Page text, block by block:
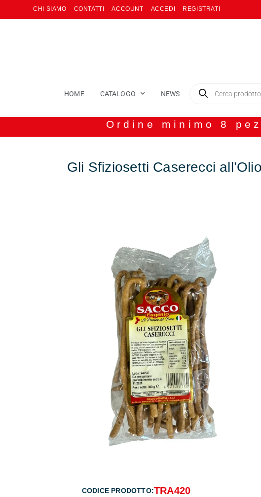
CHI SIAMO CONTATTI ACCOUNT ACCEDI REGISTRATI
HOME CATALOGO NEWS
Ordine minimo 8
Gli Sfiziosetti Caserecci all’Olio
CODICE PRODOTTO:TRA420